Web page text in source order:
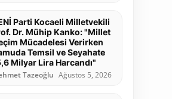
Parti Kocaeli Milletvekili
Dr. Mühip Kanko: "Millet
Mücadelesi Verirken
Temsil ve Seyahate
Milyar Lira Harcandı"
Tazeoğlu Ağustos 5, 2026